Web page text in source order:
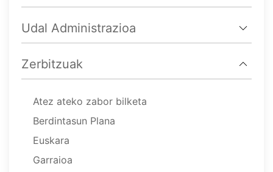
Udal Administrazioa
Zerbitzuak
Atez ateko zabor bilketa
Berdintasun Plana
Euskara
Garraioa